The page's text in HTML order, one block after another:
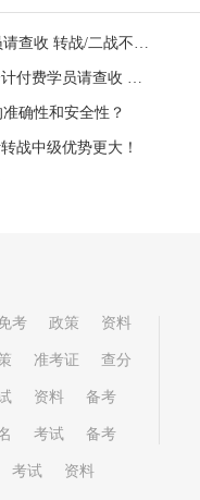
转战/二战不再愁！
收 转战/二战不再愁！
确性和安全性？
战中级优势更大！
考 政策 资料
准考证 查分
资料 备考
考试 备考
考试 资料